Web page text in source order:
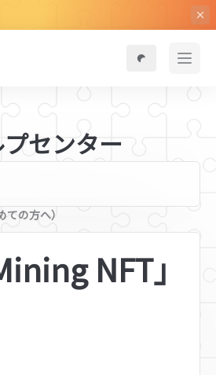
センター
の方へ）
NFT」